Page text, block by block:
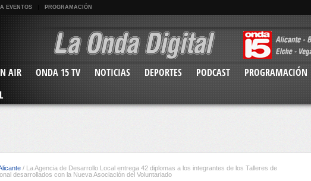
EVENTOS PROGRAMACIÓN
AIR ONDA 15 TV NOTICIAS DEPORTES PODCAST PROGRAMACIÓN
/ La Agencia de Desarrollo Local entrega 42 diplomas a los integrantes de los Talleres de
desarrollados con la Nueva Asociación del Voluntariado